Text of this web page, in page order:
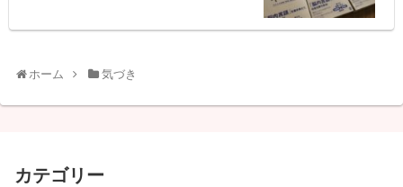
ホーム 気づき
カテゴリー